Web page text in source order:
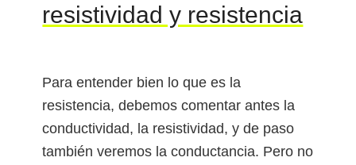
resistividad y resistencia
Para entender bien lo que es la
resistencia, debemos comentar antes la
conductividad, la resistividad, y de paso
también veremos la conductancia. Pero no